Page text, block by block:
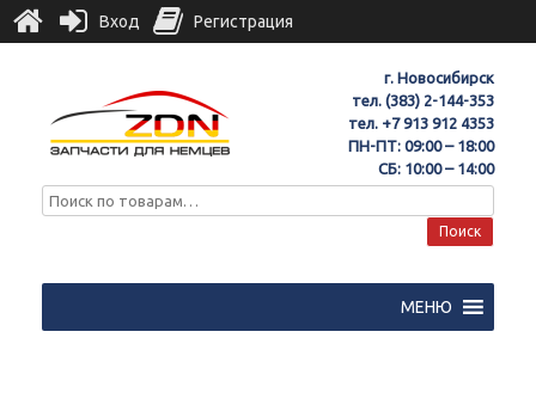
г. Новосибирск
тел. (383) 2-144-353
тел. +7 913 912 4353
ПН-ПТ: 09:00 – 18:00
СБ: 10:00 – 14:00
Поиск
МЕНЮ
Вход Регистрация